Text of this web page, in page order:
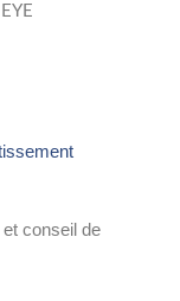
conseil de